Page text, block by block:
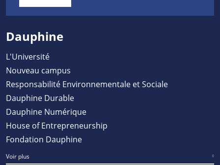
Dauphine
L'Université
Nouveau campus
Responsabilité Environnementale et Sociale
Dauphine Durable
Dauphine Numérique
House of Entrepreneurship
Fondation Dauphine
Voir plus